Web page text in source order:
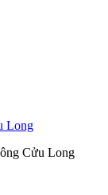
Long
Cửu Long